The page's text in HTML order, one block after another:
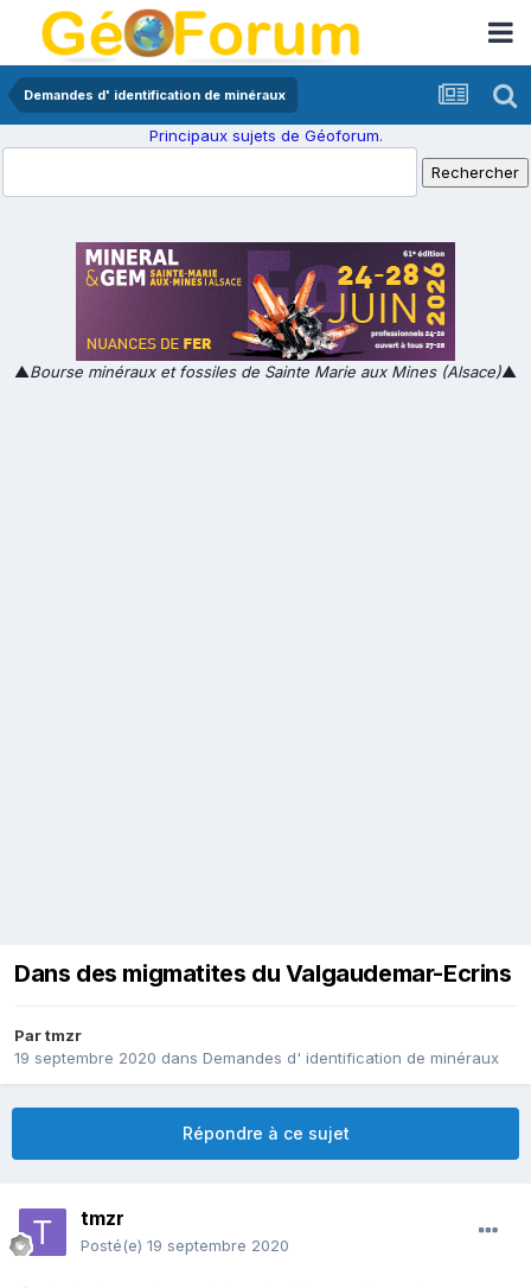
Demandes d' identification de minéraux
Principaux sujets de Géoforum.
▲Bourse minéraux et fossiles de Sainte Marie aux Mines (Alsace)▲
Dans des migmatites du Valgaudemar-Ecrins
Partmzr
19 septembre 2020 dans Demandes d' identification de minéraux
Répondre à ce sujet
tmzr
Posté(e) 19 septembre 2020